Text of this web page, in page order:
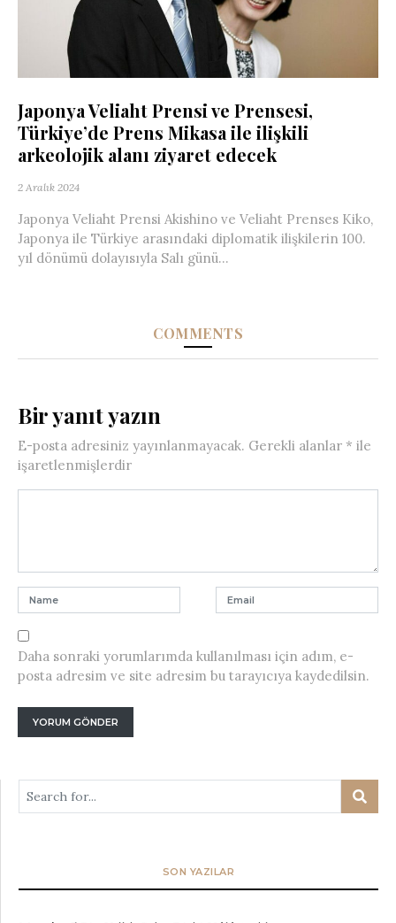
Japonya Veliaht Prensi ve Prensesi,
Türkiye’de Prens Mikasa ile ilişkili
arkeolojik alanı ziyaret edecek
2 Aralık 2024
Japonya Veliaht Prensi Akishino ve Veliaht Prenses Kiko,
Japonya ile Türkiye arasındaki diplomatik ilişkilerin 100.
yıl dönümü dolayısıyla Salı günü...
COMMENTS
Bir yanıt yazın
E-posta adresiniz yayınlanmayacak. Gerekli alanlar * ile
işaretlenmişlerdir
Daha sonraki yorumlarımda kullanılması için adım, e-
posta adresim ve site adresim bu tarayıcıya kaydedilsin.
SON YAZILAR